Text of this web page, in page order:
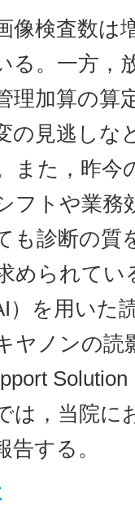
像検査数は
る。一方，
理加算の算
の見逃しな
また，昨今
フトや業務
も診断の質
められてい
）を用いた
ヤノンの読
は，当院に
告する。